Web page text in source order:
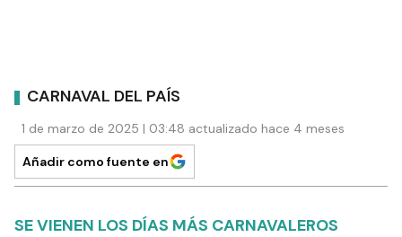
CARNAVAL DEL PAÍS
1 de marzo de 2025 | 03:48 actualizado hace 4 meses
Añadir como fuente en
SE VIENEN LOS DÍAS MÁS CARNAVALEROS